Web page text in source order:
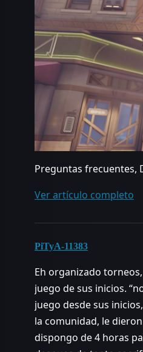
Preguntas frecuentes,
Ver artículo completo
PiTyA-11383
Eh organizado
juego de sus inicios.
juego desde sus
la comunidad, le
dispongo de 4 horas